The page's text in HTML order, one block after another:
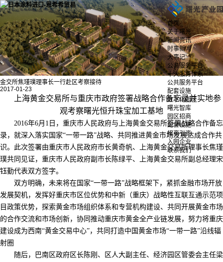
首页
关于曙光
新闻资讯
时事新闻
大事记
公共服务平台
十大服务体系
公共服务平台
配套设施
数字化园区
曙光智库
园区招商
配套设施
招商引资
入园企业
联系我们
金交所焦瑾璞理事长一行赴区考察接待
2017-01-23
上海黄金交易所与重庆市政府签署战略合作备忘录并实地参
观考察曙光恒升珠宝加工基地
2016年6月1日，重庆市人民政府与上海黄金交易所签署战略合作备忘
录，就深入落实国家“一带一路”战略、共同推进黄金市场发展达成合作共
识。此次签署由重庆市人民政府市长黄奇帆、上海黄金交易所理事长焦瑾
璞共同见证，重庆市人民政府副市长陈绿平、上海黄金交易所副总经理宋
钰勤代表双方签字。
双方明确，未来将在国家“一带一路”战略框架下，紧抓金融市场开放
发展契机，发挥好重庆市区位优势和中新（重庆）战略性互联互通示范项
目政策优势，探索黄金市场组织体系和专营机构建设、共同开展黄金市场
的合作交流和市场创新，协同推动重庆市黄金全产业链发展，努力将重庆
建设成为西南“黄金交易中心”，共同打造中国黄金市场“一带一路”沿线辐
射圈
随后，巴南区政府区长陈刚、区人大副主任、经济园区管委会主任梁